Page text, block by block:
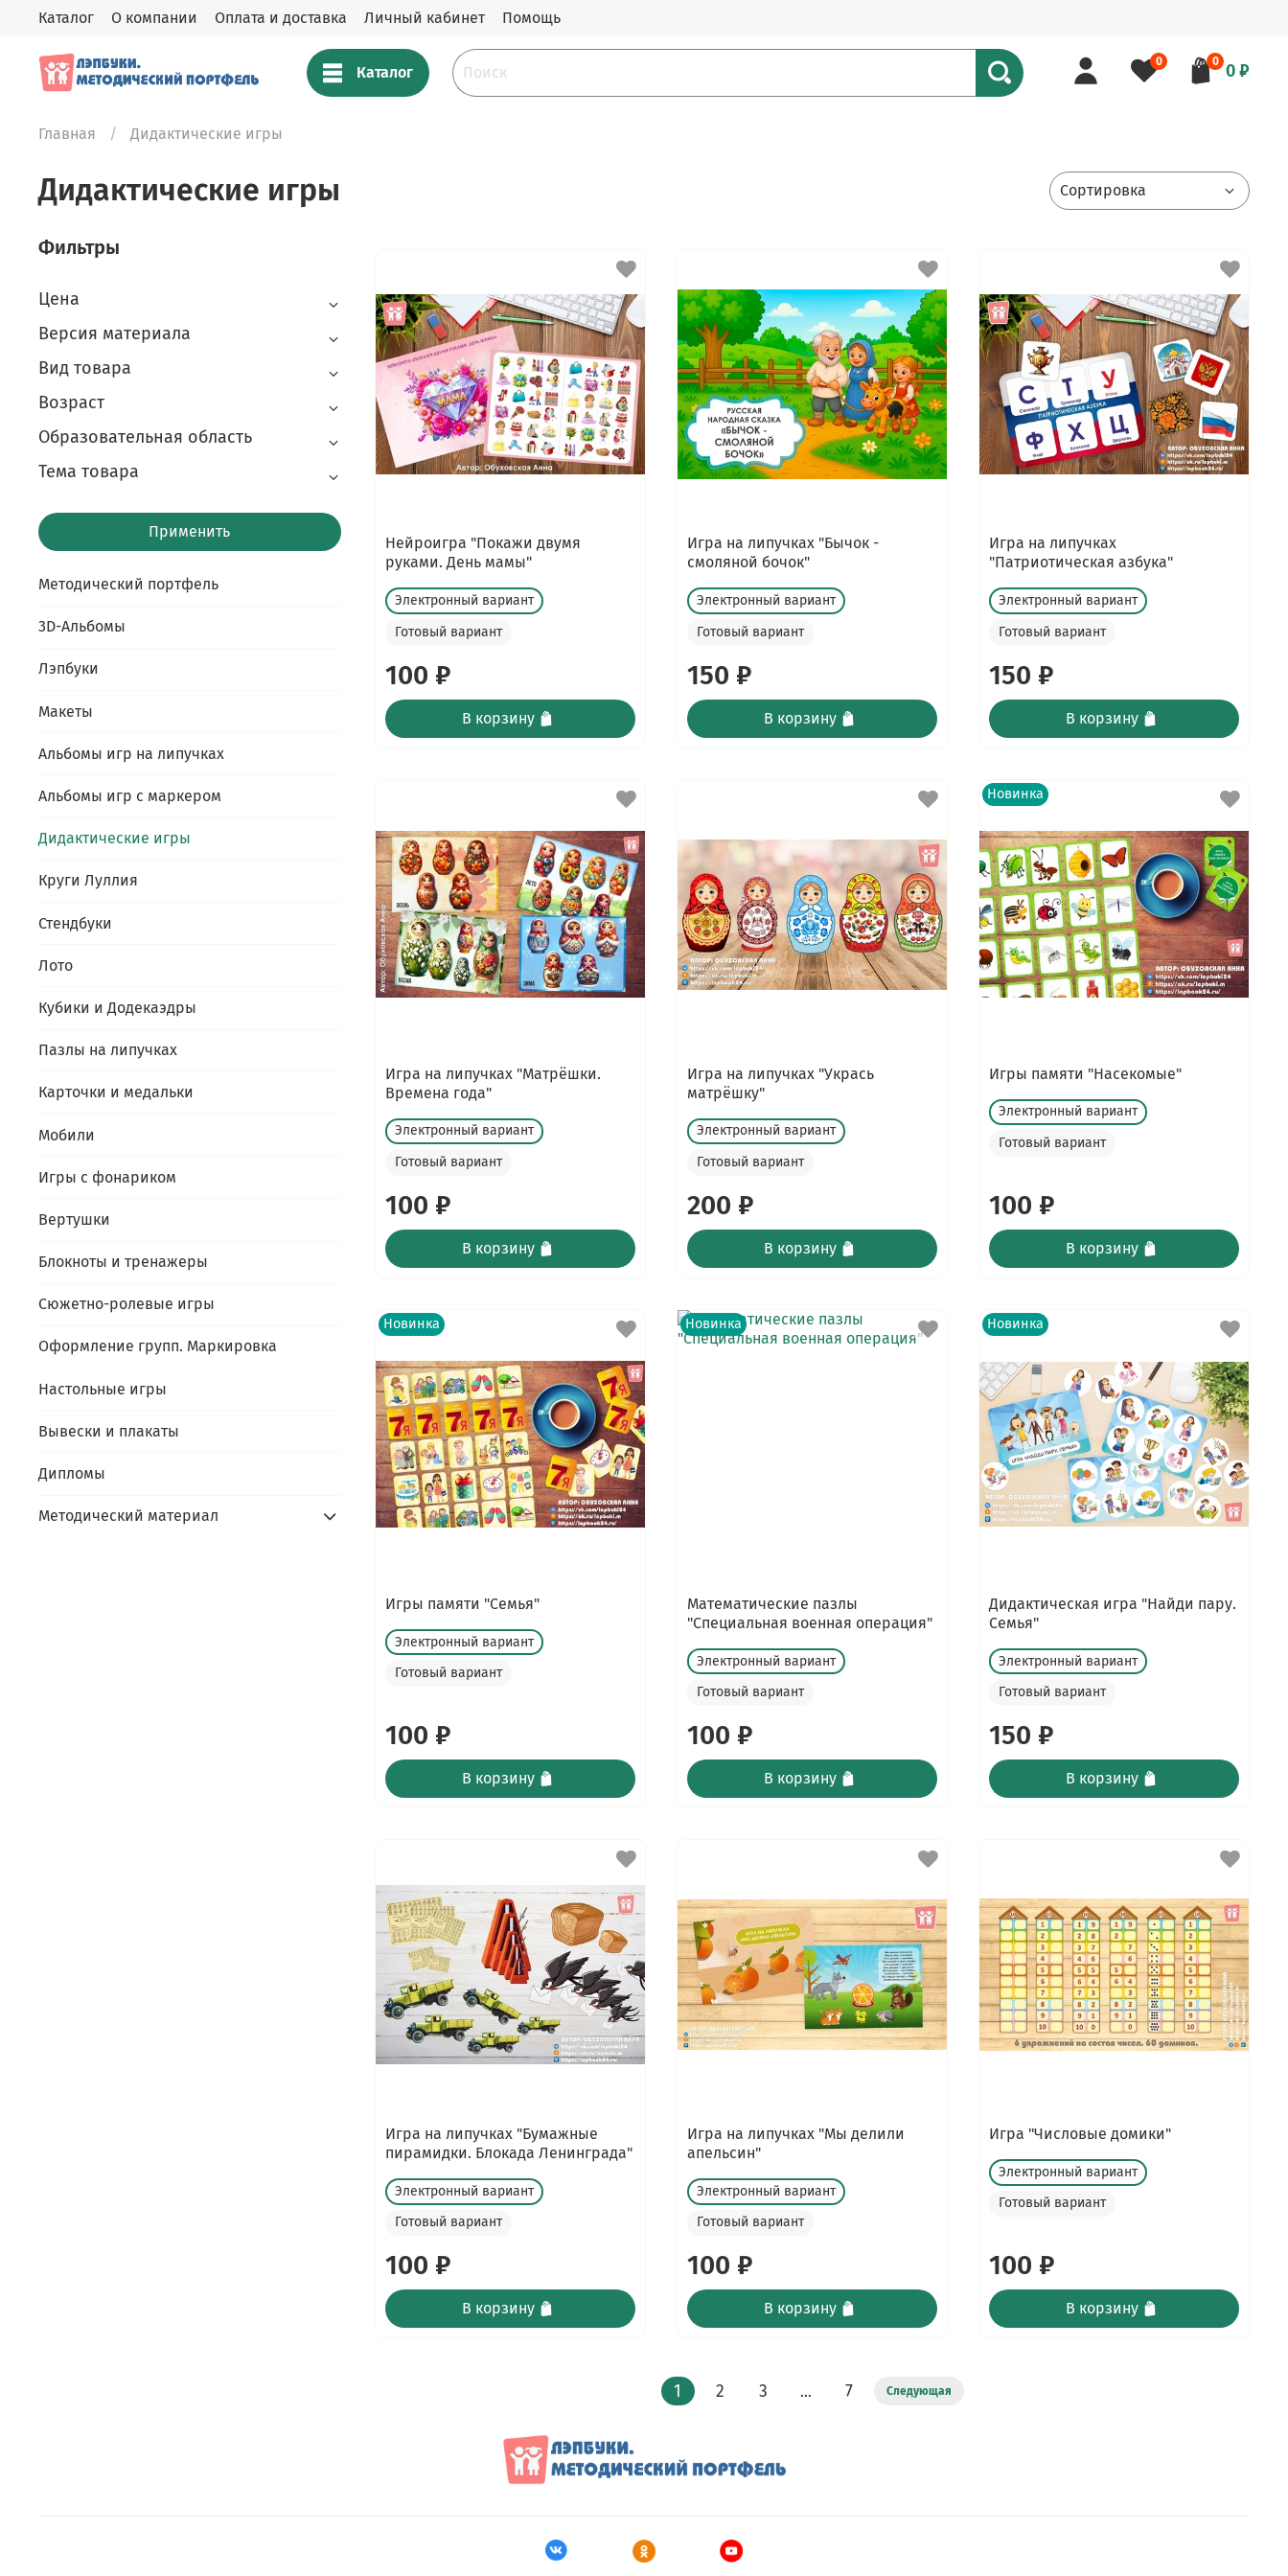
Каталог О компании Оплата и доставка Личный кабинет Помощь
Каталог
0 0 0 ₽
Главная Дидактические игры
Дидактические игры
Нейроигра "Покажи двумя
руками. День мамы"
Электронный вариант
Готовый вариант
100 ₽
В корзину
Игра на липучках "Бычок -
смоляной бочок"
Электронный вариант
Готовый вариант
150 ₽
В корзину
Игра на липучках
"Патриотическая азбука"
Электронный вариант
Готовый вариант
150 ₽
В корзину
Игра на липучках "Матрёшки.
Времена года"
Электронный вариант
Готовый вариант
100 ₽
В корзину
Игра на липучках "Укрась
матрёшку"
Электронный вариант
Готовый вариант
200 ₽
В корзину
Новинка
Игры памяти "Насекомые"
Электронный вариант
Готовый вариант
100 ₽
В корзину
Новинка
Игры памяти "Семья"
Электронный вариант
Готовый вариант
100 ₽
В корзину
Новинка
Математические пазлы
"Специальная военная операция"
Электронный вариант
Готовый вариант
100 ₽
В корзину
Новинка
Дидактическая игра "Найди пару.
Семья"
Электронный вариант
Готовый вариант
150 ₽
В корзину
Игра на липучках "Бумажные
пирамидки. Блокада Ленинграда"
Электронный вариант
Готовый вариант
100 ₽
В корзину
Игра на липучках "Мы делили
апельсин"
Электронный вариант
Готовый вариант
100 ₽
В корзину
Игра "Числовые домики"
Электронный вариант
Готовый вариант
100 ₽
В корзину
1 2 3 … 7 Следующая
Фильтры
Цена
Версия материала
Вид товара
Возраст
Образовательная область
Тема товара
Применить
Методический портфель
3D-Альбомы
Лэпбуки
Макеты
Альбомы игр на липучках
Альбомы игр с маркером
Дидактические игры
Круги Луллия
Стендбуки
Лото
Кубики и Додекаэдры
Пазлы на липучках
Карточки и медальки
Мобили
Игры с фонариком
Вертушки
Блокноты и тренажеры
Сюжетно-ролевые игры
Оформление групп. Маркировка
Настольные игры
Вывески и плакаты
Дипломы
Методический материал